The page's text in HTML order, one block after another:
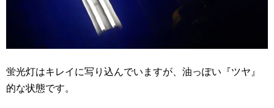
蛍光灯はキレイに写り込んでいますが、油っぽい『ツヤ』
的な状態です。